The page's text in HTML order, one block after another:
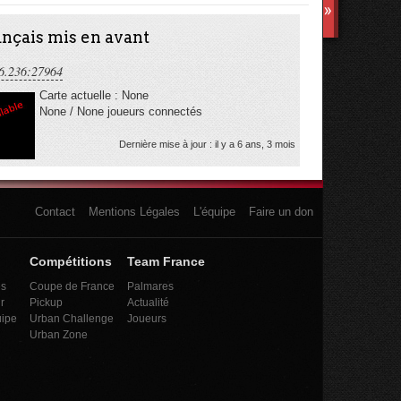
mis en avant
Carte actuelle : None
None / None joueurs connectés
Dernière mise à jour : il y a 6 ans, 3 mois
Faire un don
L'équipe
Mentions Légales
Contact
Compétitions
Coupe de France
Pickup
Urban Challenge
Urban Zone
Team France
Palmares
Actualité
Joueurs